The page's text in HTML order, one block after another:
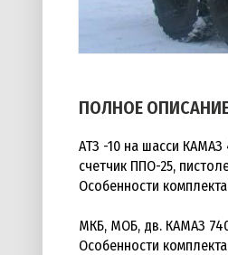
ПОЛНОЕ
АТЗ -10 на шасси
счетчик ППО-25,
Особенности
МКБ, МОБ, дв. КАМАЗ
Особенности